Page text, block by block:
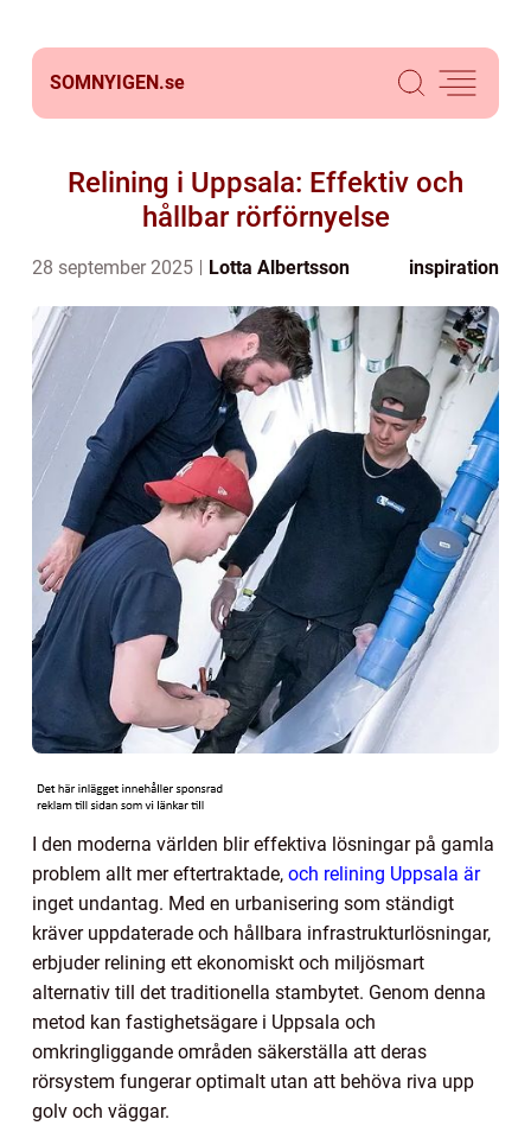
SOMNYIGEN.se
Relining i Uppsala: Effektiv och
hållbar rörförnyelse
28 september 2025 Lotta Albertsson inspiration
I den moderna världen blir effektiva lösningar på gamla
problem allt mer eftertraktade, och relining Uppsala är
inget undantag. Med en urbanisering som ständigt
kräver uppdaterade och hållbara infrastrukturlösningar,
erbjuder relining ett ekonomiskt och miljösmart
alternativ till det traditionella stambytet. Genom denna
metod kan fastighetsägare i Uppsala och
omkringliggande områden säkerställa att deras
rörsystem fungerar optimalt utan att behöva riva upp
golv och väggar.